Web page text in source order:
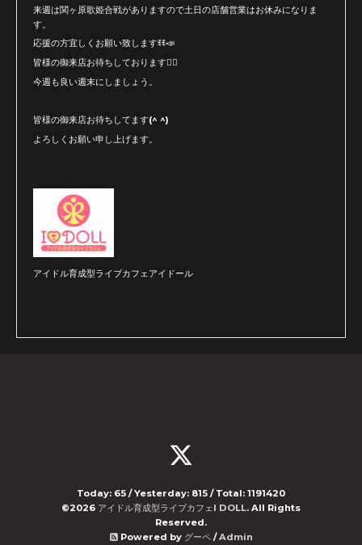
来週は関ヶ原歌姫合戦がありますので土日の店舗営業はお休みになりま
す。
応援の方宜しくお願い致しますꉂꉂ📣
皆様の御来店お待ちしております🙇‍♂️
今週も良い週末にしましょう。
皆様の御来店お待ちしてます(^ ^)
よろしくお願い申し上げます。
アイドル育成型ライブカフェアイドール
Today: 65 / Yesterday: 815 / Total: 1191420
©2026 アイドル育成型ライブカフェI DOLL. All Rights
Reserved.
Powered by グーペ/Admin